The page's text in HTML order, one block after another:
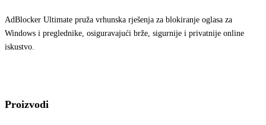
AdBlocker Ultimate pruža vrhunska rješenja za blokiranje oglasa za
Windows i preglednike, osiguravajući brže, sigurnije i privatnije online
iskustvo.
Proizvodi